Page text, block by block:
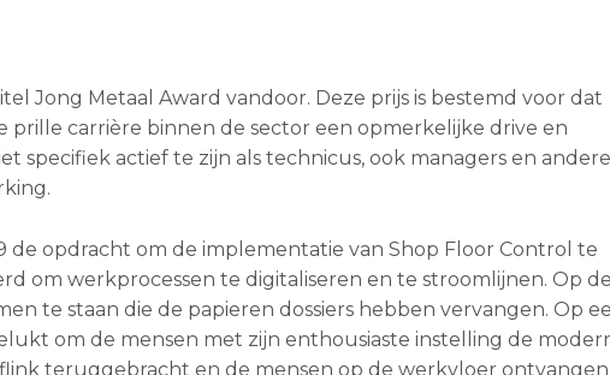
Jong Metaal Award vandoor. Deze prijs is bestemd voor dat
prille carrière binnen de sector een opmerkelijke drive en
specifiek actief te zijn als technicus, ook managers en andere
de opdracht om de implementatie van Shop Floor Control te
om werkprocessen te digitaliseren en te stroomlijnen. Op de
te staan die de papieren dossiers hebben vervangen. Op
om de mensen met zijn enthousiaste instelling de
teruggebracht en de mensen op de werkvloer